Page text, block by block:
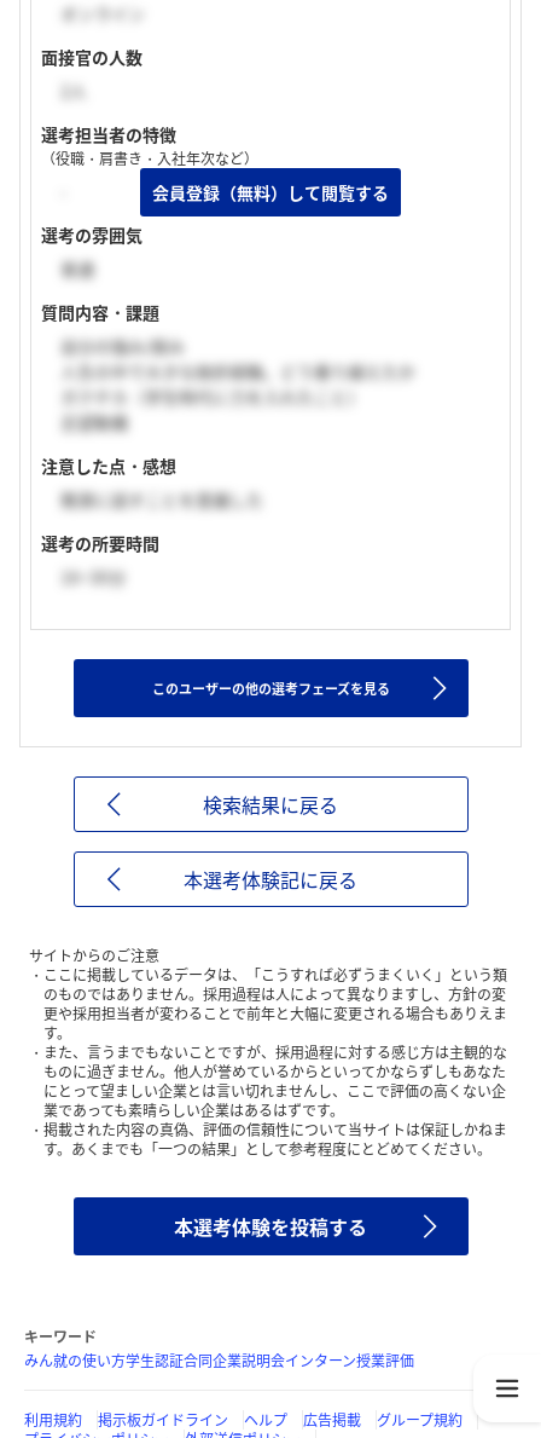
オンライン
面接官の人数
選考担当者の特徴
（役職・肩書き・入社年次など）
選考の雰囲気
普通
質問内容・課題
自分の強み/弱み
人生の中で大きな挫折経験。どう乗り越えたか
ガクチカ（学生時代に力を入れたこと）
志望動機
注意した点・感想
簡潔に話すことを意識した
選考の所要時間
16~30分
このユーザーの他の選考フェーズを見る
検索結果に戻る
本選考体験記に戻る
サイトからのご注意
ここに掲載しているデータは、「こうすれば必ずうまくいく」という類
のものではありません。採用過程は人によって異なりますし、方針の変
更や採用担当者が変わることで前年と大幅に変更される場合もありえま
す。
また、言うまでもないことですが、採用過程に対する感じ方は主観的な
ものに過ぎません。他人が誉めているからといってかならずしもあなた
にとって望ましい企業とは言い切れませんし、ここで評価の高くない企
業であっても素晴らしい企業はあるはずです。
掲載された内容の真偽、評価の信頼性について当サイトは保証しかねま
す。あくまでも「一つの結果」として参考程度にとどめてください。
本選考体験を投稿する
キーワード
みん就の使い方学生認証合同企業説明会インターン授業評価
利用規約 掲示板ガイドライン ヘルプ 広告掲載
グループ規約